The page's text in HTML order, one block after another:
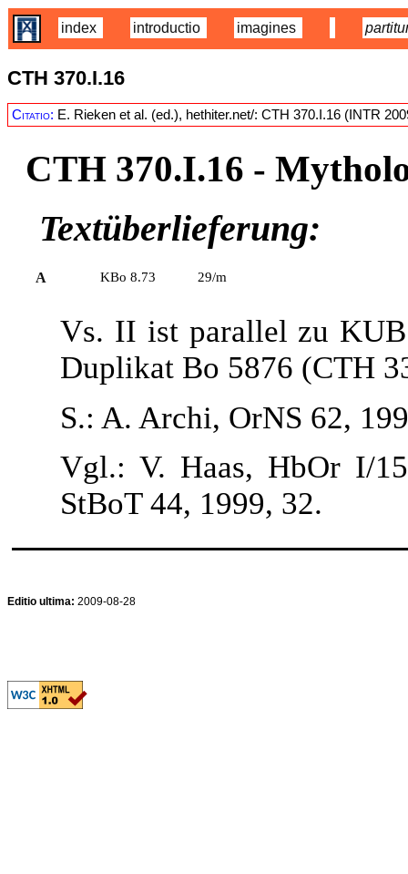
index introductio imagines
CTH 370.I.16
Citatio: E. Rieken et al. (ed.), hethiter.net/: CTH 370.I.16 (INTR
CTH 370.I.16 -
Textüberlieferung:
A KBo 8.73 29/m
Vs. II ist parallel zu
Duplikat Bo 5876 (CTH
S.: A. Archi, OrNS 62,
Vgl.: V. Haas, HbOr I/
StBoT 44, 1999, 32.
Editio ultima: 2009-08-28